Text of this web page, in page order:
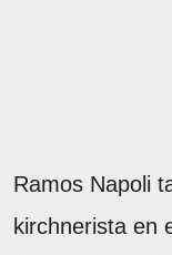
Ramos Napoli
kirchnerista en